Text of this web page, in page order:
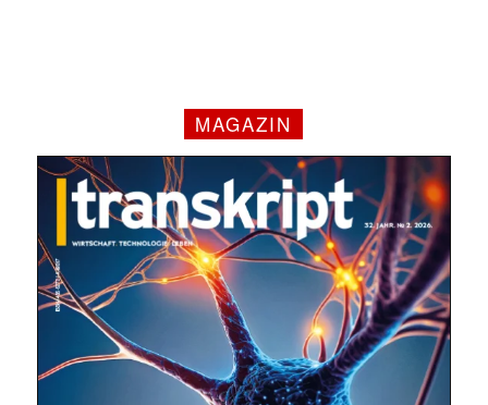
MAGAZIN